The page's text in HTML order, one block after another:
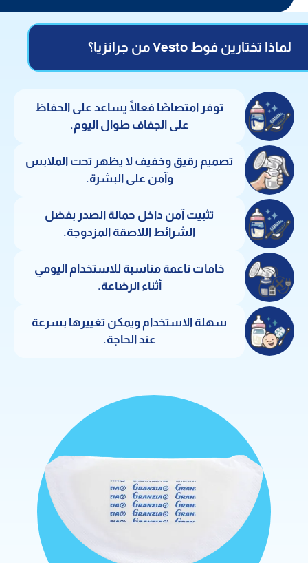
لماذا تختارين فوط Vesto من جرانزيا؟
توفر امتصاصًا فعالًا يساعد على الحفاظ
على الجفاف طوال اليوم.
تصميم رقيق وخفيف لا يظهر تحت الملابس
وآمن على البشرة.
تثبيت آمن داخل حمالة الصدر بفضل
الشرائط اللاصقة المزدوجة.
خامات ناعمة مناسبة للاستخدام اليومي
أثناء الرضاعة.
سهلة الاستخدام ويمكن تغييرها بسرعة
عند الحاجة.